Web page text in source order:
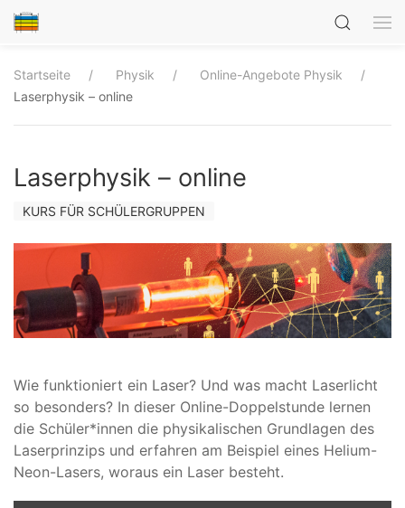
Startseite Physik
Online-Angebote Physik
Laserphysik – online
Laserphysik – online
KURS FÜR SCHÜLERGRUPPEN
Wie funktioniert ein Laser? Und was macht Laserlicht
so besonders? In dieser Online-Doppelstunde lernen
die Schüler*innen die physikalischen Grundlagen des
Laserprinzips und erfahren am Beispiel eines Helium-
Neon-Lasers, woraus ein Laser besteht.